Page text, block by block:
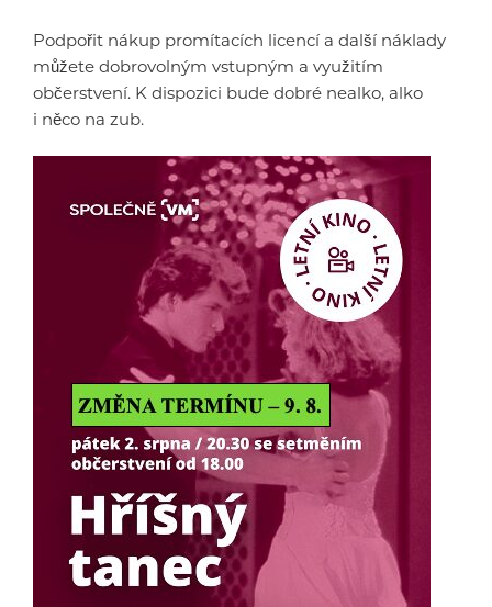
Podpořit nákup promítacích licencí a další náklady
můžete dobrovolným vstupným a využitím
občerstvení. K dispozici bude dobré nealko, alko
i něco na zub.